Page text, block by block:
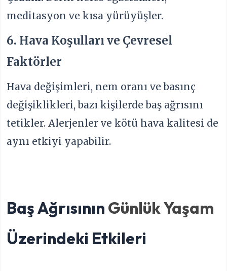
meditasyon ve kısa yürüyüşler.
6. Hava Koşulları ve Çevresel
Faktörler
Hava değişimleri, nem oranı ve basınç
değişiklikleri, bazı kişilerde baş ağrısını
tetikler. Alerjenler ve kötü hava kalitesi de
aynı etkiyi yapabilir.
Baş Ağrısının Günlük Yaşam
Üzerindeki Etkileri